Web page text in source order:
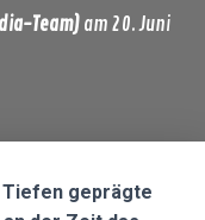
Team)am 20. Juni
Tiefen geprägte